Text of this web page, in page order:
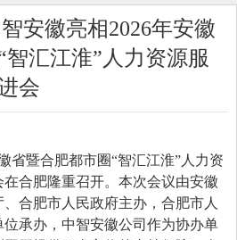
安徽亮相2026年安徽
汇江淮”人力资源服
会
暨合肥都市圈“智汇江淮”人力资
合肥隆重召开。本次会议由安徽
合肥市人民政府主办，合肥市人
承办，中智安徽公司作为协办单